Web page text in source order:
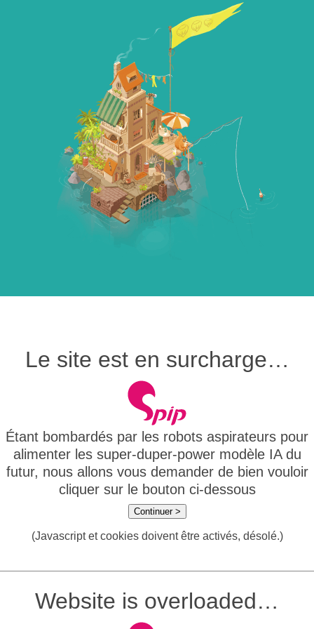
Le site est en surcharge…
Étant bombardés par les robots aspirateurs pour
alimenter les super-duper-power modèle IA du
futur, nous allons vous demander de bien vouloir
cliquer sur le bouton ci-dessous
Continuer >
(Javascript et cookies doivent être activés, désolé.)
Website is overloaded…